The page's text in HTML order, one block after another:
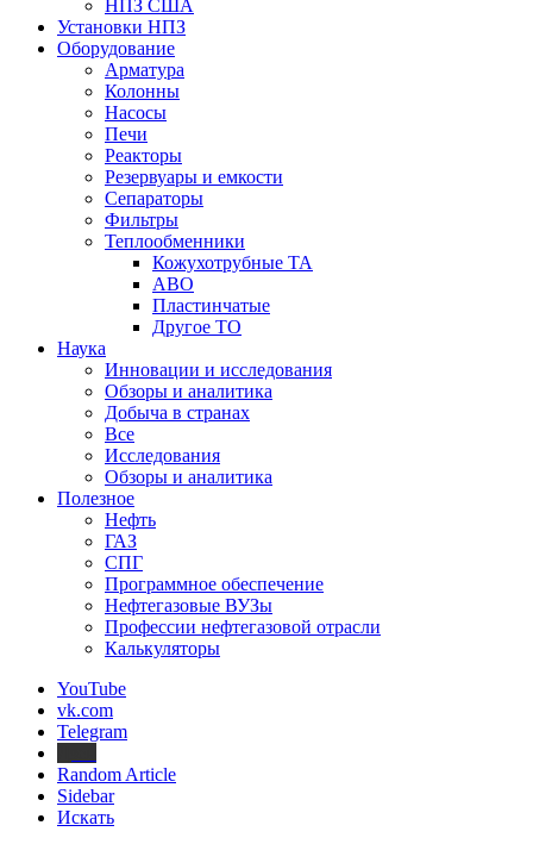
НПЗ США
Установки НПЗ
Оборудование
Арматура
Колонны
Насосы
Печи
Реакторы
Резервуары и емкости
Сепараторы
Фильтры
Теплообменники
Кожухотрубные ТА
АВО
Пластинчатые
Другое ТО
Наука
Инновации и исследования
Обзоры и аналитика
Добыча в странах
Все
Исследования
Обзоры и аналитика
Полезное
Нефть
ГАЗ
СПГ
Программное обеспечение
Нефтегазовые ВУЗы
Профессии нефтегазовой отрасли
Калькуляторы
YouTube
vk.com
Telegram
Random Article
Sidebar
Искать